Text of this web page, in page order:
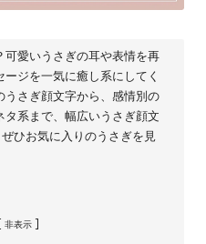
可愛いうさぎの耳や表情を再
ジを一気に癒し系にしてく
さぎ顔文字から、感情別の
系まで、幅広いうさぎ顔文
ひお気に入りのうさぎを見
非表示